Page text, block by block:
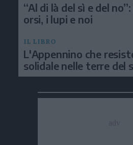
“Al di là del sì e del
orsi, i lupi e noi
IL LIBRO
L'Appennino che
solidale nelle terre del